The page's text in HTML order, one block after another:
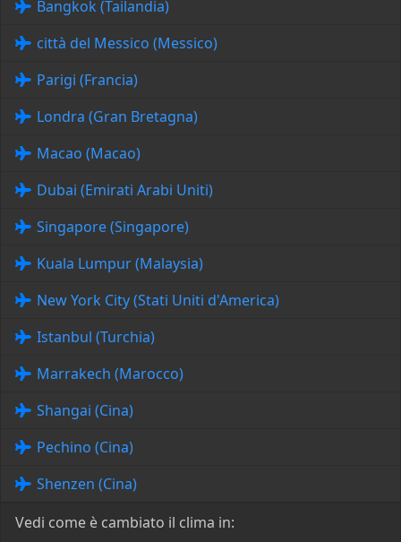
Bangkok (Tailandia)
città del Messico (Messico)
Parigi (Francia)
Londra (Gran Bretagna)
Macao (Macao)
Dubai (Emirati Arabi Uniti)
Singapore (Singapore)
Kuala Lumpur (Malaysia)
New York City (Stati Uniti d'America)
Istanbul (Turchia)
Marrakech (Marocco)
Shangai (Cina)
Pechino (Cina)
Shenzen (Cina)
Vedi come è cambiato il clima in: